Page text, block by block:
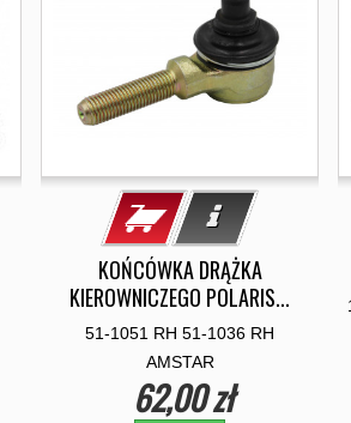
KOŃCÓWKA DRĄŻKA
KIEROWNICZEGO POLARIS...
51-1051 RH 51-1036 RH
AMSTAR
62,00 zł